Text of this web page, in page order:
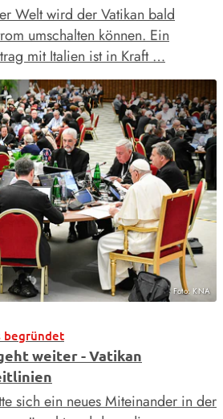
Welt wird der Vatikan bald
umschalten können. Ein
mit Italien ist in Kraft …
Foto: KNA
begründet
weiter - Vatikan
sich ein neues Miteinander in der